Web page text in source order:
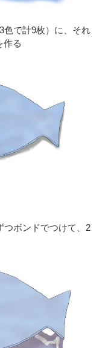
色で計9枚）に、それ
作る
つボンドでつけて、2